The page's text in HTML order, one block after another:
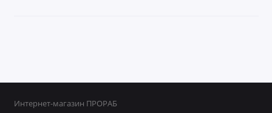
Интернет-магазин ПРОРАБ